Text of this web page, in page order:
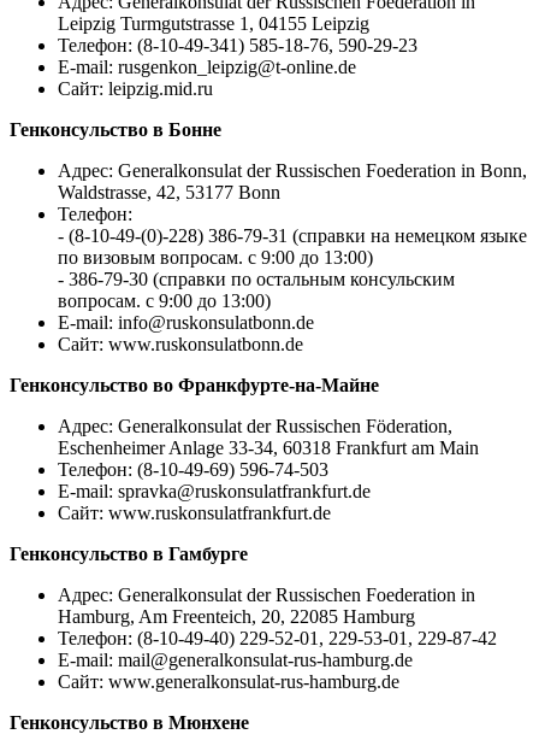
Leipzig Turmgutstrasse 1, 04155 Leipzig
Телефон: (8-10-49-341) 585-18-76, 590-29-23
E-mail: rusgenkon_leipzig@t-online.de
Сайт: leipzig.mid.ru
Генконсульство в Бонне
Адрес: Generalkonsulat der Russischen Foederation in Bonn,
Waldstrasse, 42, 53177 Bonn
Телефон:
- (8-10-49-(0)-228) 386-79-31 (справки на немецком языке
по визовым вопросам. с 9:00 до 13:00)
- 386-79-30 (справки по остальным консульским
вопросам. с 9:00 до 13:00)
E-mail: info@ruskonsulatbonn.de
Сайт: www.ruskonsulatbonn.de
Генконсульство во Франкфурте-на-Майне
Адрес: Generalkonsulat der Russischen Föderation,
Eschenheimer Anlage 33-34, 60318 Frankfurt am Main
Телефон: (8-10-49-69) 596-74-503
E-mail: spravka@ruskonsulatfrankfurt.de
Сайт: www.ruskonsulatfrankfurt.de
Генконсульство в Гамбурге
Адрес: Generalkonsulat der Russischen Foederation in
Hamburg, Am Freenteich, 20, 22085 Hamburg
Телефон: (8-10-49-40) 229-52-01, 229-53-01, 229-87-42
E-mail: mail@generalkonsulat-rus-hamburg.de
Сайт: www.generalkonsulat-rus-hamburg.de
Генконсульство в Мюнхене